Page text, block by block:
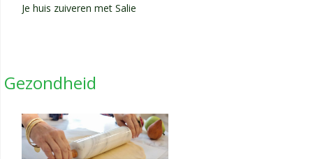
Je huis zuiveren met Salie
Gezondheid